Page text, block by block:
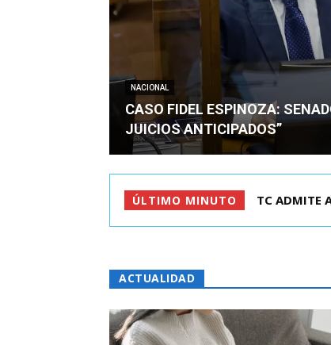
NACIONAL
CASO FIDEL ESPINOZA:
JUICIOS ANTICIPADOS”
ÚLTIMO MINUTO CORTE
ACTUALIDAD